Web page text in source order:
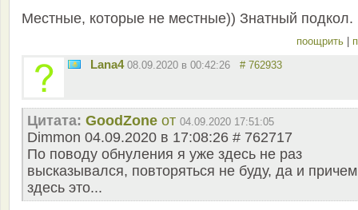
Местные, которые не местные)) Знатный подкол.
поощрить
Lana4 08.09.2020 в 00:42:26 # 762933
Цитата: GoodZone от 04.09.2020 17:51:05
Dimmon 04.09.2020 в 17:08:26 # 762717
По поводу обнуления я уже здесь не раз
высказывался, повторяться не буду, да и причем
здесь это...